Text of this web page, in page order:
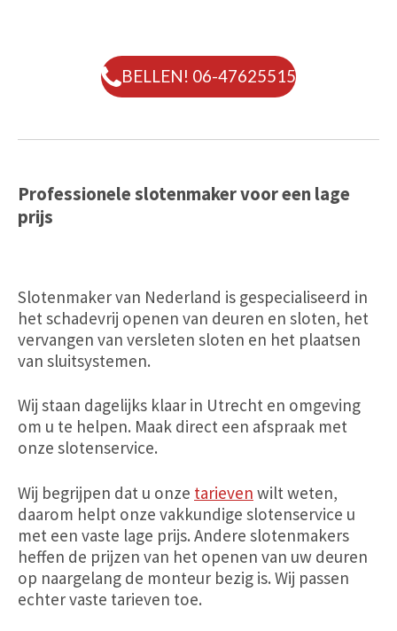
BELLEN! 06-47625515
Professionele slotenmaker voor een lage
prijs
Slotenmaker van Nederland is gespecialiseerd in
het schadevrij openen van deuren en sloten, het
vervangen van versleten sloten en het plaatsen
van sluitsystemen.
Wij staan dagelijks klaar in Utrecht en omgeving
om u te helpen. Maak direct een afspraak met
onze slotenservice.
Wij begrijpen dat u onze tarieven wilt weten,
daarom helpt onze vakkundige slotenservice u
met een vaste lage prijs. Andere slotenmakers
heffen de prijzen van het openen van uw deuren
op naargelang de monteur bezig is. Wij passen
echter vaste tarieven toe.